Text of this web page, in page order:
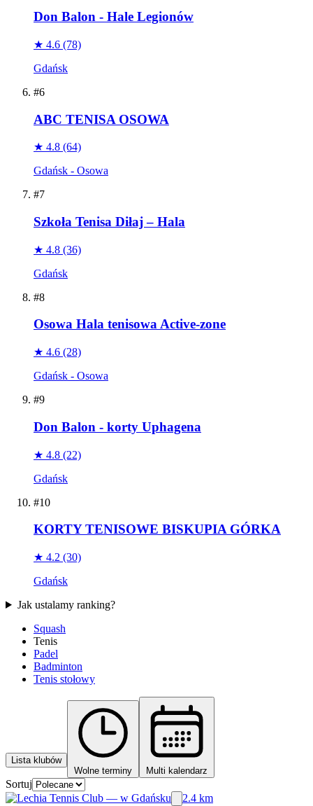
Don Balon - Hale Legionów
★ 4.6 (78)
Gdańsk
#6
ABC TENISA OSOWA
★ 4.8 (64)
Gdańsk - Osowa
#7
Szkoła Tenisa Diłaj – Hala
★ 4.8 (36)
Gdańsk
#8
Osowa Hala tenisowa Active-zone
★ 4.6 (28)
Gdańsk - Osowa
#9
Don Balon - korty Uphagena
★ 4.8 (22)
Gdańsk
#10
KORTY TENISOWE BISKUPIA GÓRKA
★ 4.2 (30)
Gdańsk
Jak ustalamy ranking?
Squash
Tenis
Padel
Badminton
Tenis stołowy
Lista klubów
Wolne terminy
Multi kalendarz
Sortuj
2.4 km